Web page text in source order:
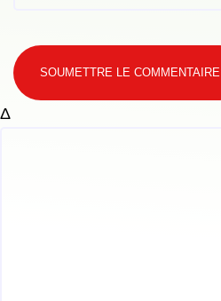
SOUMETTRE LE COMMENTAIRE
Δ